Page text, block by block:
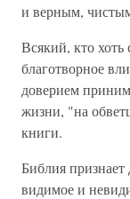
и верным,
Всякий, кто хоть
благотворное
доверием
жизни, "на
книги.
Библия признает
видимое и